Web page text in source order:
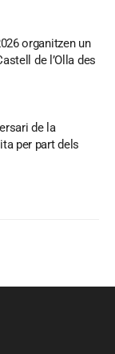
organitzen un
de l’Olla des
de la
per part dels